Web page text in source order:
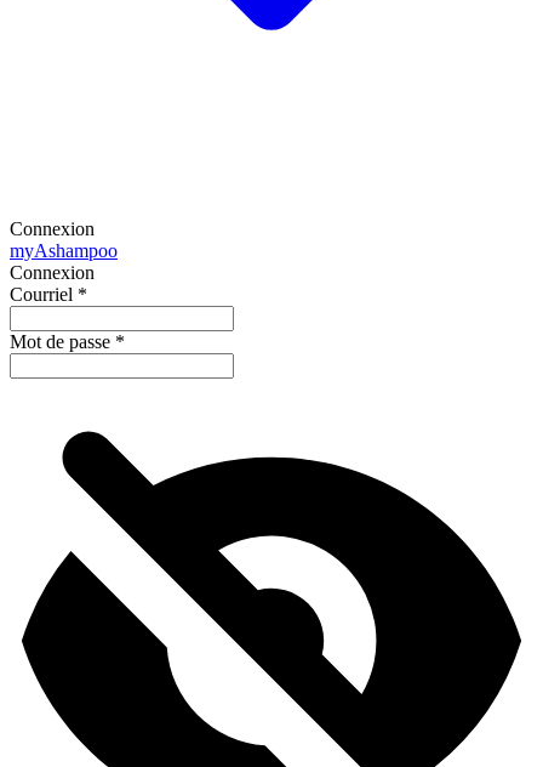
Connexion
myAshampoo
Connexion
Courriel *
Mot de passe *